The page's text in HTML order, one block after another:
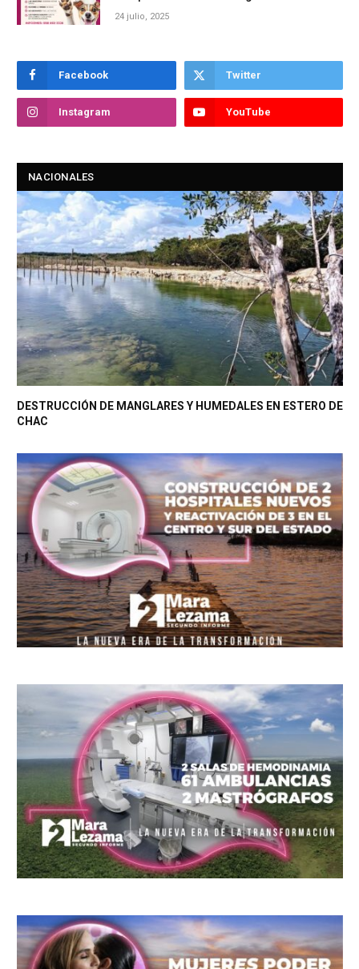
24 julio, 2025
Facebook Twitter
Instagram YouTube
NACIONALES
DESTRUCCIÓN DE MANGLARES Y HUMEDALES EN ESTERO DE
CHAC